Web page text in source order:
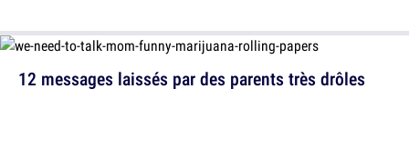
12 messages laissés par des parents très drôles